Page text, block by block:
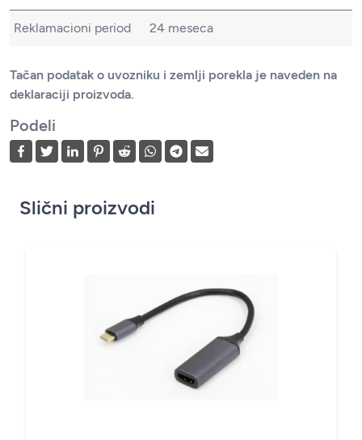
Reklamacioni period 24 meseca
Tačan podatak o uvozniku i zemlji porekla je naveden na
deklaraciji proizvoda.
Podeli
Slični proizvodi